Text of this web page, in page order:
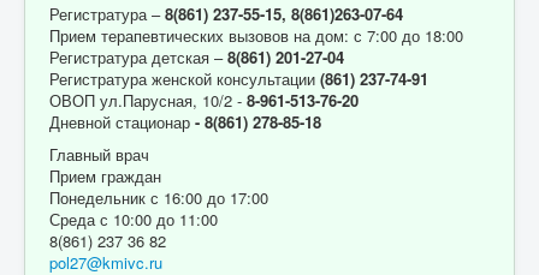
Регистратура –8(861) 237-55-15, 8(861)263-07-64
Прием терапевтических вызовов на дом: с 7:00 до 18:00
Регистратура детская –8(861) 201-27-04
Регистратура женской консультации (861) 237-74-91
ОВОП ул.Парусная, 10/2 - 8-961-513-76-20
Дневной стационар - 8(861) 278-85-18
Главный врач
Прием граждан
Понедельник с 16:00 до 17:00
Среда с 10:00 до 11:00
8(861) 237 36 82
pol27@kmivc.ru